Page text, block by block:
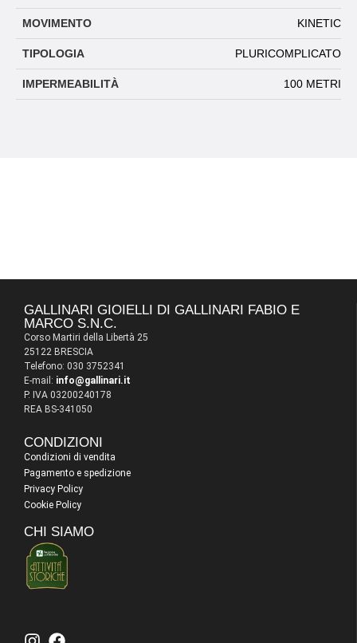
MOVIMENTO KINETIC
TIPOLOGIA PLURICOMPLICATO
IMPERMEABILITÀ 100 METRI
GALLINARI GIOIELLI DI GALLINARI FABIO E
MARCO S.N.C.
Corso Martiri della Libertà 25
25122 BRESCIA
Telefono: 030 3752341
E-mail: info@gallinari.it
P. IVA 03200240178
REA BS-341050
CONDIZIONI
Condizioni di vendita
Pagamento e spedizione
Privacy Policy
Cookie Policy
CHI SIAMO